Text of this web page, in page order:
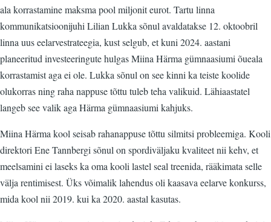
ala korrastamine maksma pool miljonit eurot. Tartu linna
kommunikatsioonijuhi Lilian Lukka sõnul avaldatakse 12. oktoobril
linna uus eelarvestrateegia, kust selgub, et kuni 2024. aastani
planeeritud investeeringute hulgas Miina Härma gümnaasiumi õueala
korrastamist aga ei ole. Lukka sõnul on see kinni ka teiste koolide
olukorras ning raha nappuse tõttu tuleb teha valikuid. Lähiaastatel
langeb see valik aga Härma gümnaasiumi kahjuks.
Miina Härma kool seisab rahanappuse tõttu silmitsi probleemiga. Kooli
direktori Ene Tannbergi sõnul on spordiväljaku kvaliteet nii kehv, et
meelsamini ei laseks ka oma kooli lastel seal treenida, rääkimata selle
välja rentimisest. Üks võimalik lahendus oli kaasava eelarve konkurss,
mida kool nii 2019. kui ka 2020. aastal kasutas.